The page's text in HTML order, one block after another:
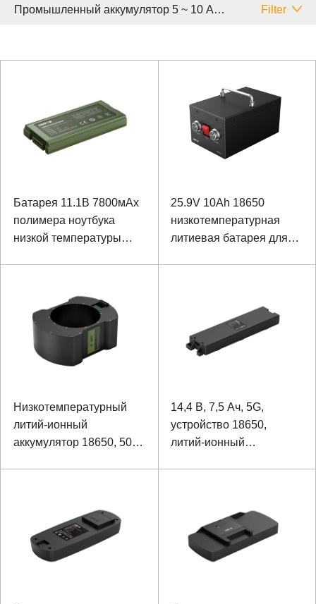
Промышленный аккумулятор 5 ~ 10 Аh Другой Filter
Батарея 11.1В 7800мАх
полимера ноутбука
низкой температуры
25.9V 10Ah 18650
низкотемпературная
литиевая батарея для
Низкотемпературный
литий-ионный
аккумулятор 18650, 50,4
14,4 В, 7,5 Ач, 5G,
устройство 18650,
литий-ионный